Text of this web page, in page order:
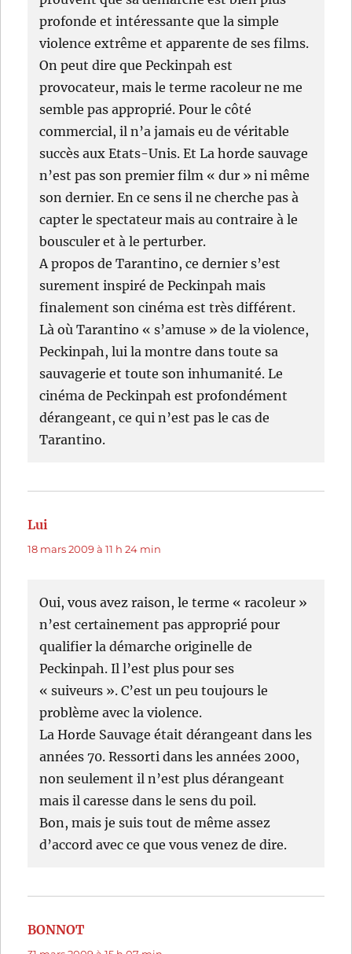
profonde et intéressante que la simple
violence extrême et apparente de ses films.
On peut dire que Peckinpah est
provocateur, mais le terme racoleur ne me
semble pas approprié. Pour le côté
commercial, il n’a jamais eu de véritable
succès aux Etats-Unis. Et La horde sauvage
n’est pas son premier film « dur » ni même
son dernier. En ce sens il ne cherche pas à
capter le spectateur mais au contraire à le
bousculer et à le perturber.
A propos de Tarantino, ce dernier s’est
surement inspiré de Peckinpah mais
finalement son cinéma est très différent.
Là où Tarantino « s’amuse » de la violence,
Peckinpah, lui la montre dans toute sa
sauvagerie et toute son inhumanité. Le
cinéma de Peckinpah est profondément
dérangeant, ce qui n’est pas le cas de
Tarantino.
Lui
18 mars 2009 à 11 h 24 min
Oui, vous avez raison, le terme « racoleur »
n’est certainement pas approprié pour
qualifier la démarche originelle de
Peckinpah. Il l’est plus pour ses
« suiveurs ». C’est un peu toujours le
problème avec la violence.
La Horde Sauvage était dérangeant dans les
années 70. Ressorti dans les années 2000,
non seulement il n’est plus dérangeant
mais il caresse dans le sens du poil.
Bon, mais je suis tout de même assez
d’accord avec ce que vous venez de dire.
BONNOT